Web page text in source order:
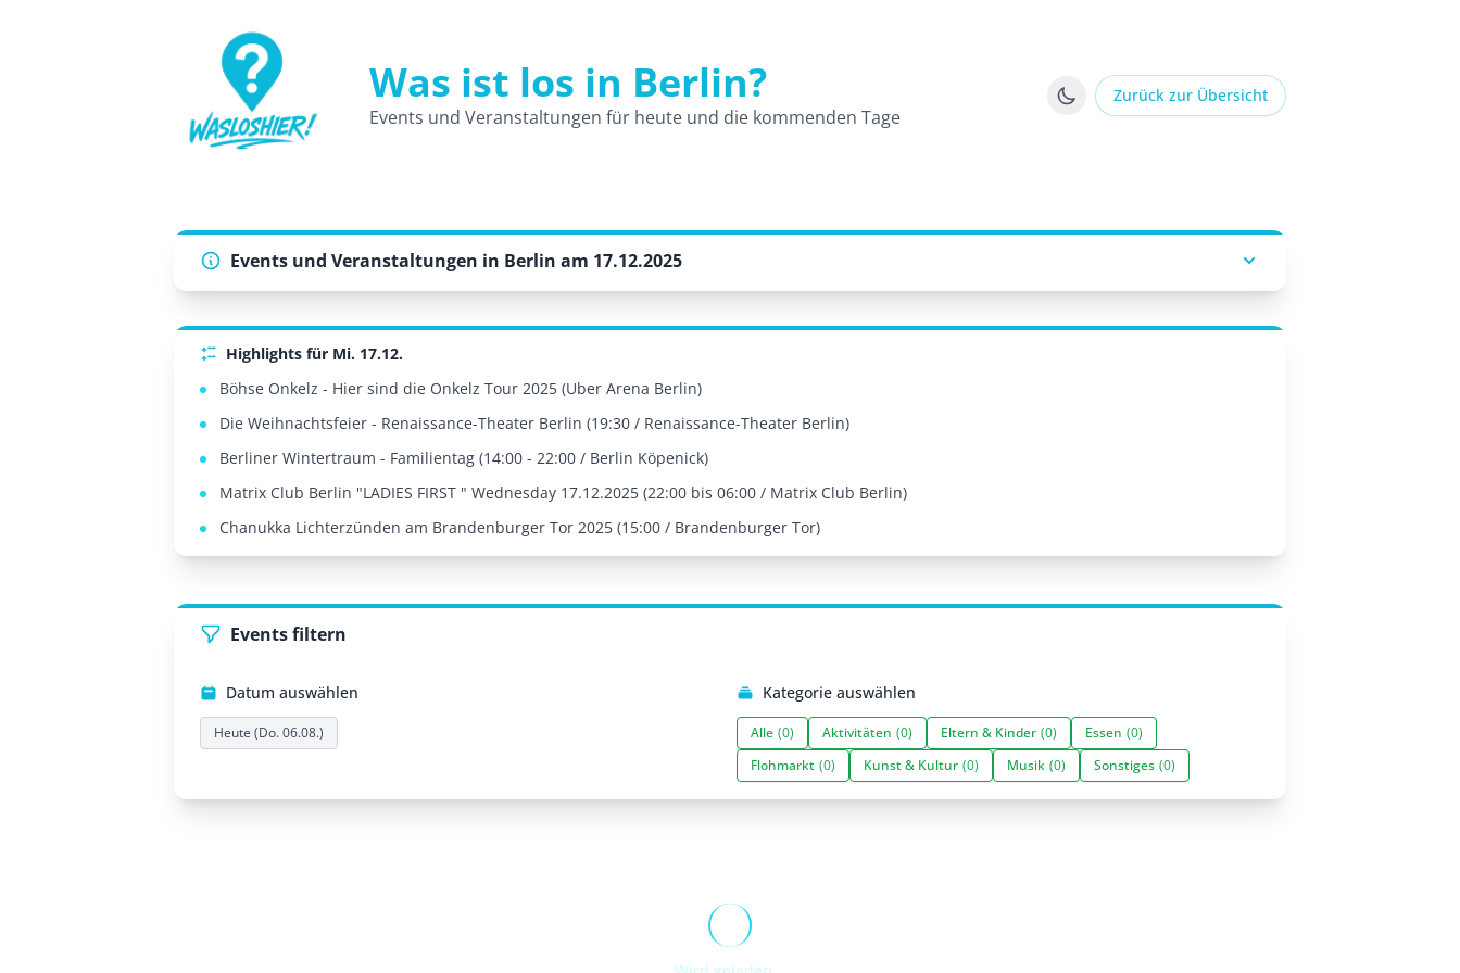
WasLosHier - Dein Portal für Events und Veranstaltungen
Was ist los in Berlin?
Events und Veranstaltungen für heute und die kommenden Tage
Zurück zur Übersicht
Events und Veranstaltungen in Berlin am 17.12.2025
Highlights für Mi. 17.12.
Böhse Onkelz - Hier sind die Onkelz Tour 2025 (Uber Arena Berlin)
Die Weihnachtsfeier - Renaissance-Theater Berlin (19:30 / Renaissance-Theater Berlin)
Berliner Wintertraum - Familientag (14:00 - 22:00 / Berlin Köpenick)
Matrix Club Berlin "LADIES FIRST " Wednesday 17.12.2025 (22:00 bis 06:00 / Matrix Club Berlin)
Chanukka Lichterzünden am Brandenburger Tor 2025 (15:00 / Brandenburger Tor)
Events filtern
Datum auswählen
Heute (Do. 06.08.)
Kategorie auswählen
Alle (0) Aktivitäten (0) Eltern & Kinder (0) Essen (0)
Flohmarkt (0) Kunst & Kultur (0) Musik (0) Sonstiges (0)